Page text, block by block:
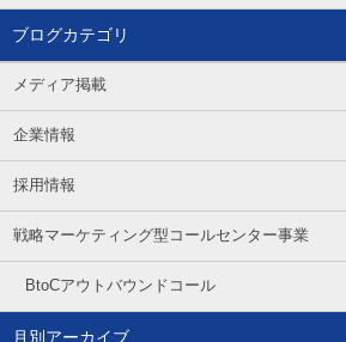
ブログカテゴリ
メディア掲載
企業情報
採用情報
戦略マーケティング型コールセンター事業
BtoCアウトバウンドコール
月別アーカイブ